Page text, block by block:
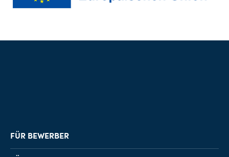
FÜR BEWERBER
Job-Finder